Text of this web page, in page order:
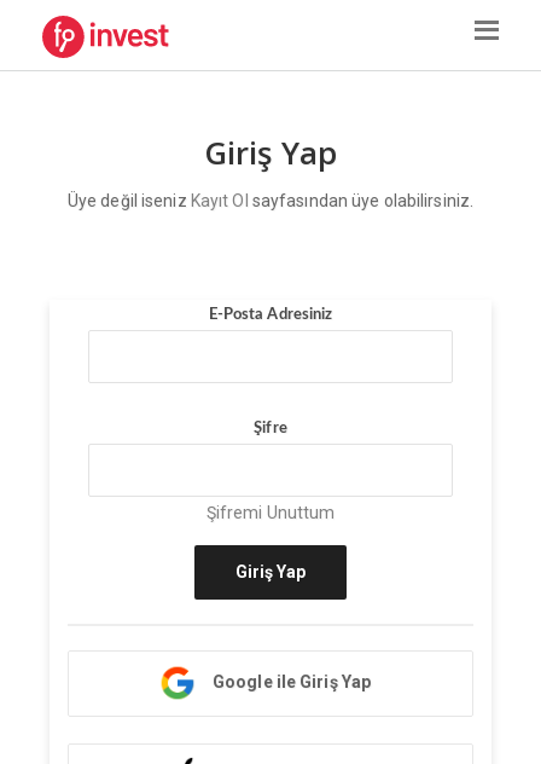
Giriş Yap
Üye değil iseniz Kayıt Ol sayfasından üye olabilirsiniz.
E-Posta Adresiniz
Şifre
Şifremi Unuttum
Giriş Yap
Google ile Giriş Yap